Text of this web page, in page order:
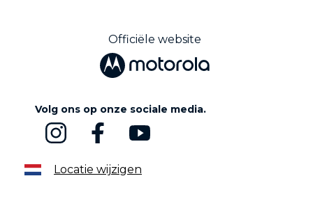
Officiële website
Volg ons op onze sociale media.
Locatie wijzigen